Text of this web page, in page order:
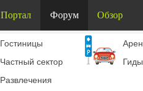
Портал Форум Обзор
Гостиницы
Частный сектор
Гиды
Развлечения